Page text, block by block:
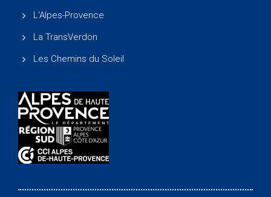
L'Alpes-Provence
La TransVerdon
Les Chemins du Soleil